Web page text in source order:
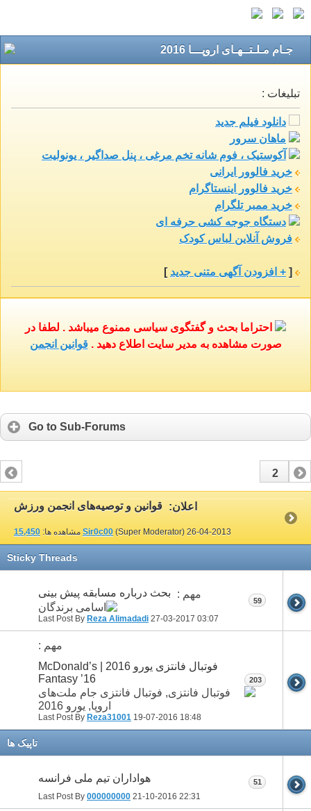
جـام مـلـتــهـای اروپـــا 2016
تبلیغات :
دانلود فیلم جدید
ماهان سرور
آکوستیک ، فوم شانه تخم مرغی ، پنل صداگیر ، یونولیت
خرید فالوور ایرانی
خرید فالوور اینستاگرام
خرید ممبر تلگرام
دستگاه جوجه کشی حرفه ای
فروش آنلاین لباس کودک
[ + افزودن آگهی متنی جدید ]
احتراما بحث و گفتگوی سیاسی ممنوع میباشد . لطفا در
صورت مشاهده به مدیر سایت اطلاع دهید .قوانین انجمن
Go to Sub-Forums
1
2
اعلان: قوانین و توصیه‌های انجمن ورزش
Sir0c00 (Super Moderator) 26-04-2013 مشاهده ها: 15,450
Sticky Threads
مهم : بحث درباره مسابقه پیش بینی
Last Post By Reza Alimadadi 27-03-2017 03:07
59
مهم :
فوتبال فانتزی یورو 2016 | McDonald’s
Fantasy ’16
Last Post By Reza31001 19-07-2016 18:48
203
تاپيک ها
هواداران تیم ملی فرانسه
Last Post By 000000000 21-10-2016 22:31
51